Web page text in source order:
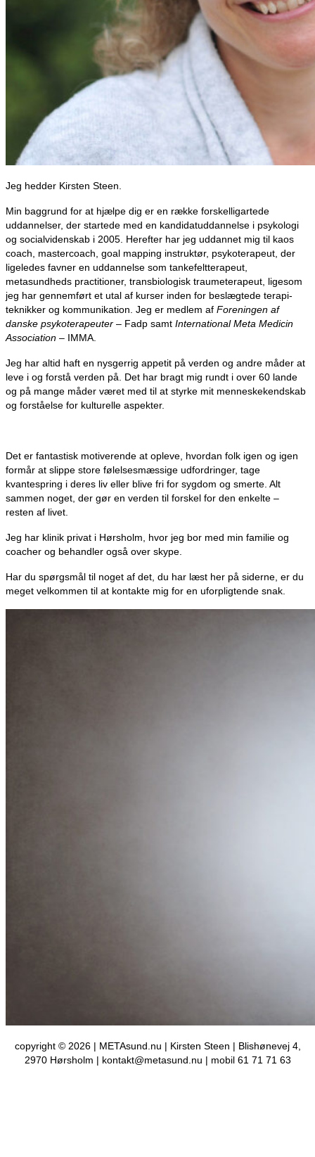
Jeg hedder Kirsten Steen.
Min baggrund for at hjælpe dig er en række forskelligartede
uddannelser, der startede med en kandidatuddannelse i psykologi
og socialvidenskab i 2005. Herefter har jeg uddannet mig til kaos
coach, mastercoach, goal mapping instruktør, psykoterapeut, der
ligeledes favner en uddannelse som tankefeltterapeut,
metasundheds practitioner, transbiologisk traumeterapeut, ligesom
jeg har gennemført et utal af kurser inden for beslægtede terapi-
teknikker og kommunikation. Jeg er medlem af Foreningen af
danske psykoterapeuter – Fadp samt International Meta Medicin
Association – IMMA.
Jeg har altid haft en nysgerrig appetit på verden og andre måder at
leve i og forstå verden på. Det har bragt mig rundt i over 60 lande
og på mange måder været med til at styrke mit menneske­kendskab
og forståelse for kulturelle aspekter.
Det er fantastisk motiverende at opleve, hvordan folk igen og igen
formår at slippe store følelses­mæssige udfordringer, tage
kvantespring i deres liv eller blive fri for sygdom og smerte. Alt
sammen noget, der gør en verden til forskel for den enkelte –
resten af livet.
Jeg har klinik privat i Hørsholm, hvor jeg bor med min familie og
coacher og behandler også over skype.
Har du spørgsmål til noget af det, du har læst her på siderne, er du
meget velkommen til at kontakte mig for en uforpligtende snak.
copyright © 2026 | METAsund.nu | Kirsten Steen | Blishønevej 4,
2970 Hørsholm | kontakt@metasund.nu | mobil 61 71 71 63